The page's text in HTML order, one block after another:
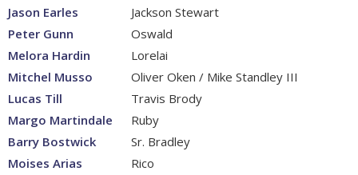
Jason Earles
Jackson Stewart
Peter Gunn
Oswald
Melora Hardin
Lorelai
Mitchel Musso
Oliver Oken / Mike Standley III
Lucas Till
Travis Brody
Margo Martindale
Ruby
Barry Bostwick
Sr. Bradley
Moises Arias
Rico